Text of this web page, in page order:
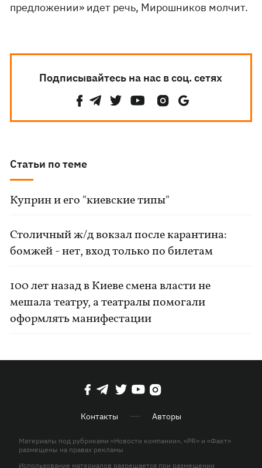
предложении» идет речь, Мирошников молчит.
Подписывайтесь на нас в соц. сетях
Статьи по теме
Куприн и его "киевские типы"
Столичный ж/д вокзал после карантина:
бомжей - нет, вход только по билетам
100 лет назад в Киеве смена власти не
мешала театру, а театралы помогали
оформлять манифестации
Контакты Авторы
Материалы под рубриками «Новости компании», «PR» и «Факт»
размещены на правах рекламы
Использование материалов разрешается при размещении